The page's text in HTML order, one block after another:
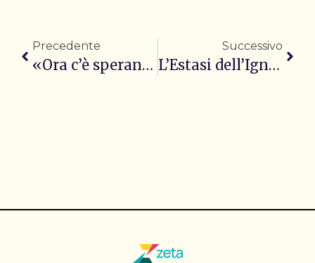
Precedente
«Ora c’è speranza», la Spagna regolarizza 500 mila migranti
Successivo
L’Estasi dell’Ignoranza, conversazione con Mark Lillla